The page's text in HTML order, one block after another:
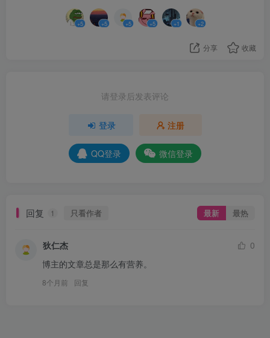
+5 +5 +5 +5 +1 +2
分享 收藏
请登录后发表评论
登录 注册
QQ登录 微信登录
回复 1 只看作者 最新 最热
狄仁杰
0
博主的文章总是那么有营养。
8个月前 回复